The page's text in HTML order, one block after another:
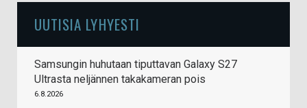
UUTISIA LYHYESTI
Samsungin huhutaan tiputtavan Galaxy S27
Ultrasta neljännen takakameran pois
6.8.2026